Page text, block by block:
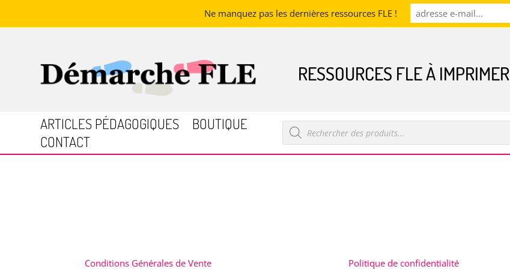
RESSOURCES FLE À IMPRIMER
ARTICLES PÉDAGOGIQUES
BOUTIQUE
CONTACT
Recherche
de
produits
Conditions Générales de Vente Politique de confidentialité
Ne manquez pas les dernières ressources FLE !